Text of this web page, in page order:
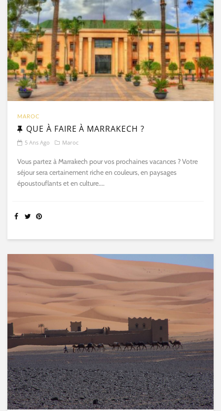
MAROC
QUE À FAIRE À MARRAKECH ?
5 Ans Ago Maroc
Vous partez à Marrakech pour vos prochaines vacances ? Votre
séjour sera certainement riche en couleurs, en paysages
époustouflants et en culture....